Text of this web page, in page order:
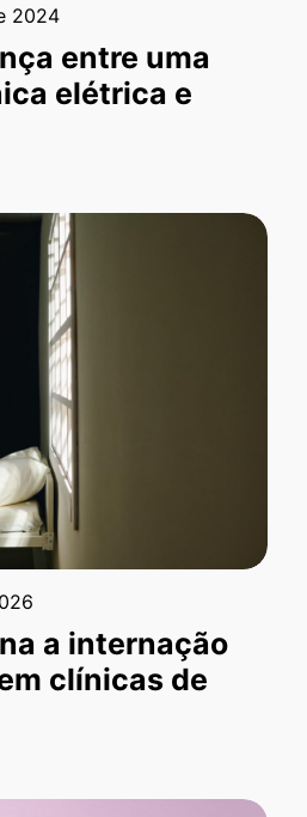
2024
entre uma
elétrica e
a internação
clínicas de